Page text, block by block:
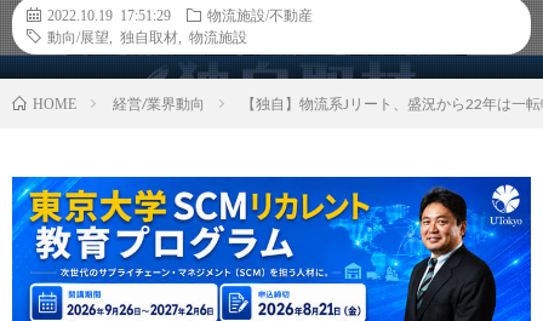
2022.10.19 17:51:29
物流施設/不動産
動向/展望
独自取材 物流施設
HOME 経営/業界動向 【独自】物流系Jリート、盛況から22年は一